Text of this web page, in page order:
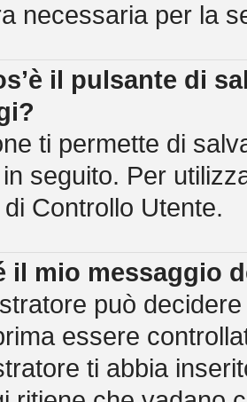
necessaria per la
il pulsante di
ti permette di
seguito. Per
Controllo Utente.
il mio messaggio
può
essere
ti abbia